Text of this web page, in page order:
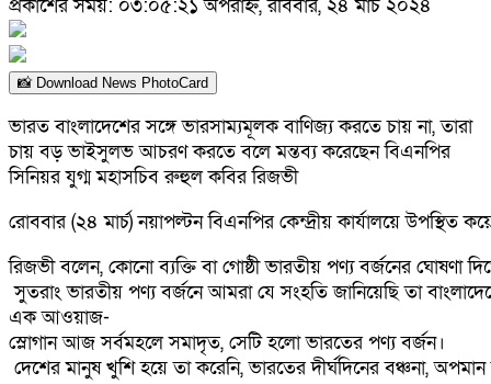
প্রকাশের সময়: ০৩:০৫:২১ অপরাহ্ন, রবিবার, ২৪ মার্চ ২০২৪
📸 Download News PhotoCard
ভারত বাংলাদেশের সঙ্গে ভারসাম্যমূলক বাণিজ্য করতে চায় না, তারা
চায় বড় ভাইসুলভ আচরণ করতে বলে মন্তব্য করেছেন বিএনপির
সিনিয়র যুগ্ম মহাসচিব রুহুল কবির রিজভী
রোববার (২৪ মার্চ) নয়াপল্টন বিএনপির কেন্দ্রীয় কার্যালয়ে
রিজভী বলেন, কোনো ব্যক্তি বা গোষ্ঠী ভারতীয় পণ্য বর্জনের
সুতরাং ভারতীয় পণ্য বর্জনে আমরা যে সংহতি জানিয়েছি তা
এক আওয়াজ-
স্লোগান আজ সর্বমহলে সমাদৃত, সেটি হলো ভারতের পণ্য বর্জন।
দেশের মানুষ খুশি হয়ে তা করেনি, ভারতের দীর্ঘদিনের বঞ্চনা,